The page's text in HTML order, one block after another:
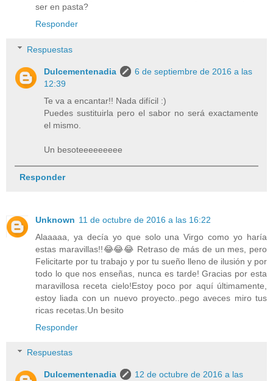
ser en pasta?
Responder
Respuestas
Dulcementenadia
6 de septiembre de 2016 a las
12:39
Te va a encantar!! Nada difícil :)
Puedes sustituirla pero el sabor no será exactamente
el mismo.
Un besoteeeeeeeee
Responder
Unknown 11 de octubre de 2016 a las 16:22
Alaaaaa, ya decía yo que solo una Virgo como yo haría
estas maravillas!!😂😂😂 Retraso de más de un mes, pero
Felicitarte por tu trabajo y por tu sueño lleno de ilusión y por
todo lo que nos enseñas, nunca es tarde! Gracias por esta
maravillosa receta cielo!Estoy poco por aquí últimamente,
estoy liada con un nuevo proyecto..pego aveces miro tus
ricas recetas.Un besito
Responder
Respuestas
Dulcementenadia
12 de octubre de 2016 a las